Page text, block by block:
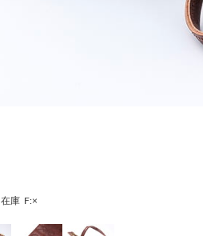
在庫 F:×